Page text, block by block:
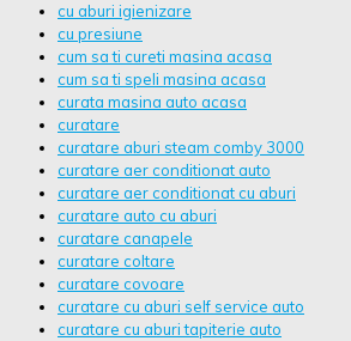
cu aburi igienizare
cu presiune
cum sa ti cureti masina acasa
cum sa ti speli masina acasa
curata masina auto acasa
curatare
curatare aburi steam comby 3000
curatare aer conditionat auto
curatare aer conditionat cu aburi
curatare auto cu aburi
curatare canapele
curatare coltare
curatare covoare
curatare cu aburi self service auto
curatare cu aburi tapiterie auto